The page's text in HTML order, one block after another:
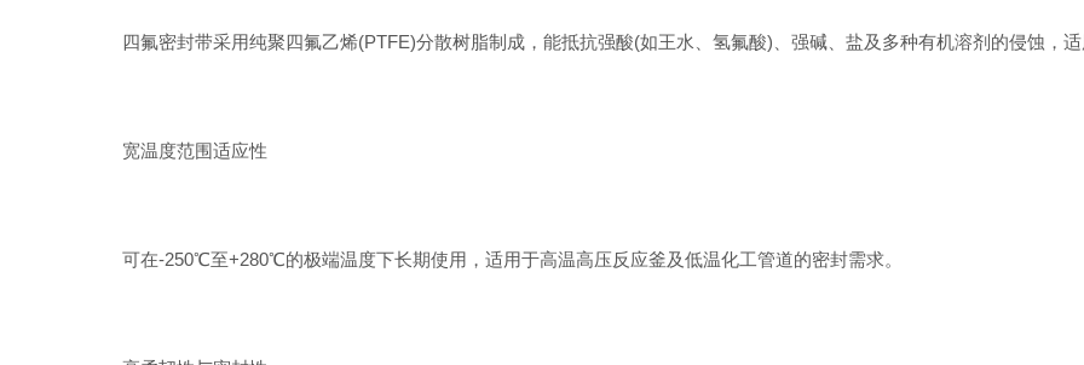
四氟密封带采用纯聚四氟乙烯(PTFE)分散树脂制成，能抵抗强酸(如王水、氢氟酸)、强碱、盐及多种有机溶剂的侵蚀，适
宽温度范围适应性
可在-250℃至+280℃的极端温度下长期使用，适用于高温高压反应釜及低温化工管道的密封需求。